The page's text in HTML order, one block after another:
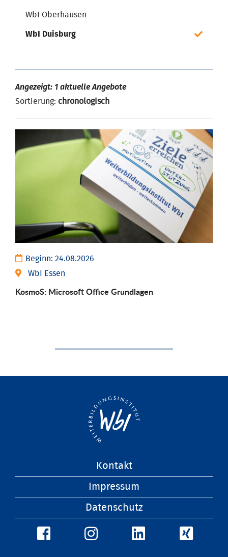
WbI Oberhausen
WbI Duisburg
Angezeigt: 1 aktuelle Angebote
Sortierung: chronologisch
Beginn: 24.08.2026
WbI Essen
KosmoS: Microsoft Office Grund­lagen
Kontakt
Impressum
Datenschutz